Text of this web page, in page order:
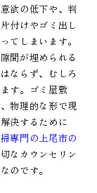
欲の低下や、判
付けやゴミ出し
てしまいます。
間が埋められる
ならず、むしろ
す。ゴミ屋敷
物理的な形で現
決するために
専門の上尾市の
なカウンセリン
のです。